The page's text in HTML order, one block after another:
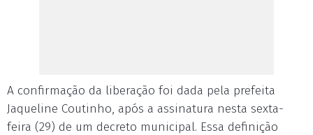
A confirmação da liberação foi dada pela prefeita
Jaqueline Coutinho, após a assinatura nesta sexta-
feira (29) de um decreto municipal. Essa definição